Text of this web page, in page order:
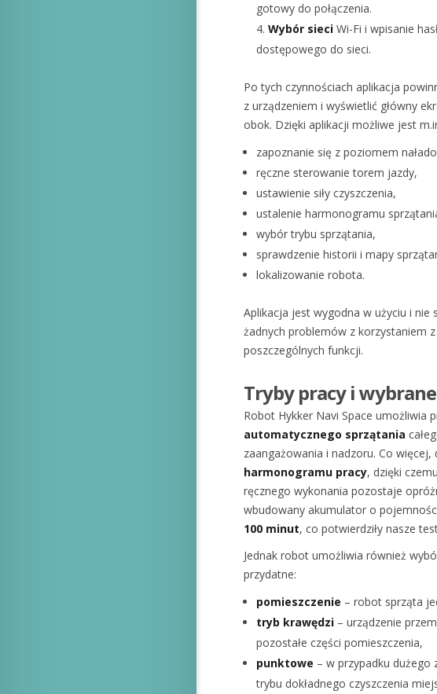
gotowy do połączenia.
Wybór sieci Wi-Fi i wpisanie
dostępowego do sieci.
Po tych czynnościach aplikacja
z urządzeniem i wyświetlić główny
obok. Dzięki aplikacji możliwe jest
zapoznanie się z poziomem
ręczne sterowanie torem jazdy,
ustawienie siły czyszczenia,
ustalenie harmonogramu
wybór trybu sprzątania,
sprawdzenie historii i mapy
lokalizowanie robota.
Aplikacja jest wygodna w użyciu i nie
żadnych problemów z korzystaniem z
poszczególnych funkcji.
Tryby pracy i
Robot Hykker Navi Space umożliwia
automatycznego sprzątania
zaangażowania i nadzoru. Co
harmonogramu pracy, dzięki
ręcznego wykonania pozostaje
wbudowany akumulator o
100 minut, co potwierdziły nasze
Jednak robot umożliwia również
przydatne:
pomieszczenie – robot sprząta
tryb krawędzi – urządzenie
pozostałe części pomieszczenia,
punktowe – w przypadku dużego
trybu dokładnego czyszczenia